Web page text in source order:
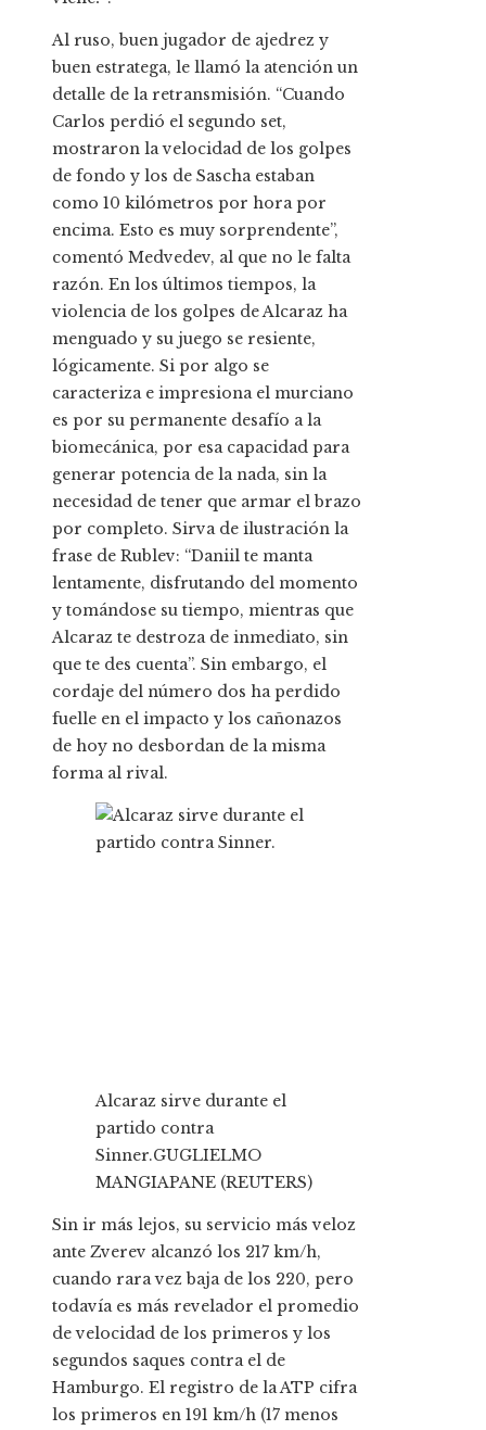
Al ruso, buen jugador de ajedrez y
buen estratega, le llamó la atención un
detalle de la retransmisión. “Cuando
Carlos perdió el segundo set,
mostraron la velocidad de los golpes
de fondo y los de Sascha estaban
como 10 kilómetros por hora por
encima. Esto es muy sorprendente”,
comentó Medvedev, al que no le falta
razón. En los últimos tiempos, la
violencia de los golpes de Alcaraz ha
menguado y su juego se resiente,
lógicamente. Si por algo se
caracteriza e impresiona el murciano
es por su permanente desafío a la
biomecánica, por esa capacidad para
generar potencia de la nada, sin la
necesidad de tener que armar el brazo
por completo. Sirva de ilustración la
frase de Rublev: “Daniil te manta
lentamente, disfrutando del momento
y tomándose su tiempo, mientras que
Alcaraz te destroza de inmediato, sin
que te des cuenta”. Sin embargo, el
cordaje del número dos ha perdido
fuelle en el impacto y los cañonazos
de hoy no desbordan de la misma
forma al rival.
Alcaraz sirve durante el
partido contra
Sinner.GUGLIELMO
MANGIAPANE (REUTERS)
Sin ir más lejos, su servicio más veloz
ante Zverev alcanzó los 217 km/h,
cuando rara vez baja de los 220, pero
todavía es más revelador el promedio
de velocidad de los primeros y los
segundos saques contra el de
Hamburgo. El registro de la ATP cifra
los primeros en 191 km/h (17 menos